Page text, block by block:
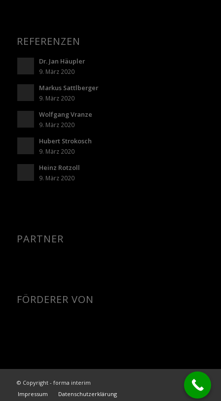
REFERENZEN
Dr. Jan Häupler
9. März 2020
Markus Sattlberger
9. März 2020
Wolfgang Vranze
9. März 2020
Hubert Strokosch
9. März 2020
Heinz Rotzoll
9. März 2020
PARTNER
FÖRDERER VON
© Copyright - forma interim
Impressum
Datenschutzerklärung